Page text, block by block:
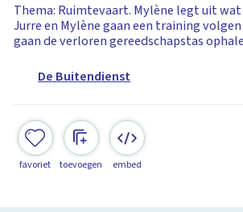
Thema: Ruimtevaart. Mylène legt uit
Jurre en Mylène gaan een training
gaan de verloren gereedschapstas
De Buitendienst
favoriet toevoegen embed